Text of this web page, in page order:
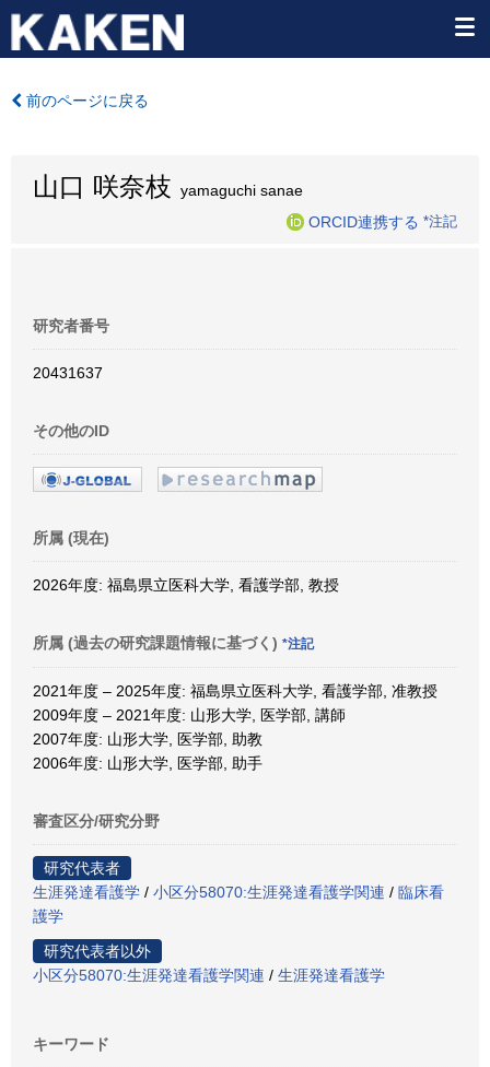
前のページに戻る
山口 咲奈枝 yamaguchi sanae
ORCID連携する *注記
研究者番号
20431637
その他のID
所属 (現在)
2026年度: 福島県立医科大学, 看護学部, 教授
所属 (過去の研究課題情報に基づく) *注記
2021年度 – 2025年度: 福島県立医科大学, 看護学部, 准教授
2009年度 – 2021年度: 山形大学, 医学部, 講師
2007年度: 山形大学, 医学部, 助教
2006年度: 山形大学, 医学部, 助手
審査区分/研究分野
研究代表者
生涯発達看護学 / 小区分58070:生涯発達看護学関連 / 臨床看
護学
研究代表者以外
小区分58070:生涯発達看護学関連 / 生涯発達看護学
キーワード